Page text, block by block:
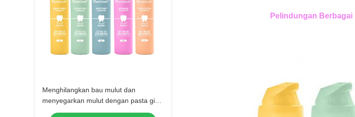
Menghilangkan bau mulut dan
menyegarkan mulut dengan pasta gigi
perawatan mulut Pelbagai
Pelindungan Berbagai